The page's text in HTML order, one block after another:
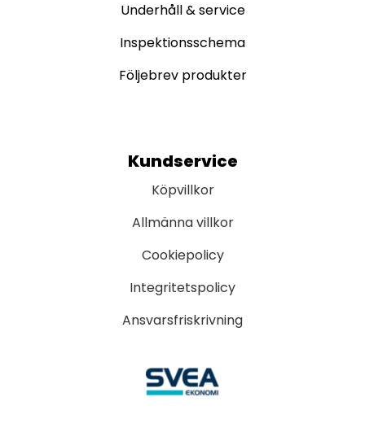
Underhåll & service
Inspektionsschema
Följebrev produkter
Kundservice
Köpvillkor
Allmänna villkor
Cookiepolicy
Integritetspolicy
Ansvarsfriskrivning